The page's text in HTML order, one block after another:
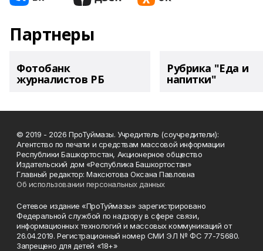
Партнеры
Фотобанк
журналистов РБ
Рубрика "Еда и
напитки"
© 2019 - 2026 ПроТуймазы. Учредитель (соучредители):
Агентство по печати и средствам массовой информации
Республики Башкортостан, Акционерное общество
Издательский дом «Республика Башкортостан»
Главный редактор: Максютова Оксана Павловна
Об использовании персональных данных
Сетевое издание «ПроТуймазы» зарегистрировано
Федеральной службой по надзору в сфере связи,
информационных технологий и массовых коммуникаций от
26.04.2019. Регистрационный номер СМИ ЭЛ № ФС 77-75680.
Запрещено для детей «18+»